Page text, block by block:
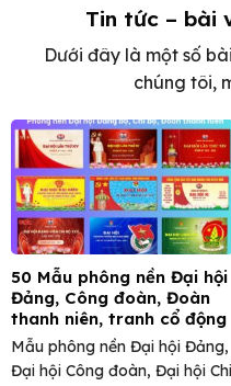
Tin tức – bài
Dưới đây là một số
chúng tôi,
50 Mẫu phông nền Đại hội
Đảng, Công đoàn, Đoàn
thanh niên, tranh cổ động
đẹp
Mẫu phông nền Đại hội Đảng,
Đại hội Công đoàn, Đại hội Chi